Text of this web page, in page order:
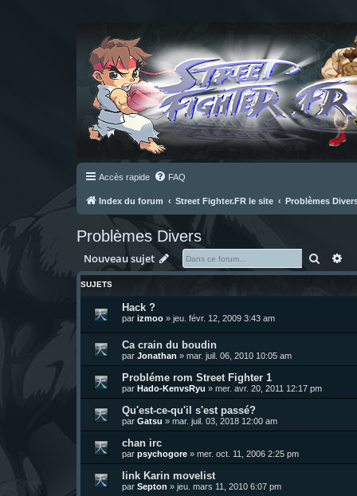
Accès rapide FAQ
Index du forum Street Fighter.FR le site Problèmes
Problèmes Divers
Nouveau sujet
SUJETS
Hack ?
par izmoo » jeu. févr. 12, 2009 3:43 am
Ca crain du boudin
par Jonathan » mar. juil. 06, 2010 10:05 am
Probléme rom Street Fighter 1
par Hado-KenvsRyu » mer. avr. 20, 2011 12:17 pm
Qu'est-ce-qu'il s'est passé?
par Gatsu » mar. juil. 03, 2018 12:00 am
chan irc
par psychogore » mer. oct. 11, 2006 2:25 pm
link Karin movelist
par Septon » jeu. mars 11, 2010 6:07 pm